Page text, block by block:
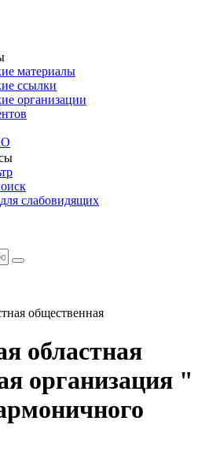
материалы
ссылки
организации
слабовидящих
общественная
областная
организация "